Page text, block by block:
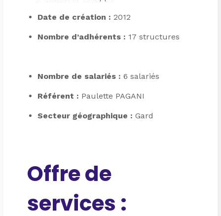
Date de création : 2012
Nombre d’adhérents : 17 structures
Nombre de salariés :6 salariés
Référent : Paulette PAGANI
Secteur géographique :Gard
Offre de
services :